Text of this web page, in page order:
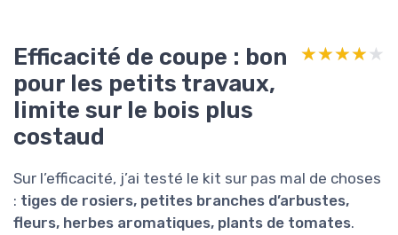
Efficacité de coupe : bon
pour les petits travaux,
limite sur le bois plus
costaud
★★★★★
★★★★★
Sur l’efficacité, j’ai testé le kit sur pas mal de choses
: tiges de rosiers, petites branches d’arbustes,
fleurs, herbes aromatiques, plants de tomates.